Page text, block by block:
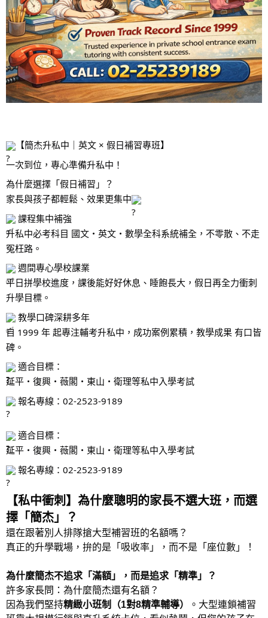
【簡杰升私中｜英文 × 假日補習專班】
一次到位，專心準備升私中！
為什麼選擇「假日補習」？
家長與孩子都輕鬆、效果更集中
課程集中補強
升私中必考科目 國文・英文・數學全科系統補全，不零散、不走
冤枉路。
週間專心學校課業
平日拼學校進度，課後能好好休息、睡飽長大，假日再全力衝刺
升學目標。
教學口碑深耕多年
自 1999 年 起專注輔考升私中，成功案例累積，教學成果 有口皆
碑。
適合目標：
延平・復興・薇閣・東山・衛理等私中入學考試
報名專線：02-2523-9189
適合目標：
延平・復興・薇閣・東山・衛理等私中入學考試
報名專線：02-2523-9189
【私中衝刺】為什麼聰明的家長不選大班，而選
擇「簡杰」？
還在跟著別人排隊搶大型補習班的名額嗎？
真正的升學戰場，拚的是「吸收率」，而不是「座位數」！
為什麼簡杰不追求「滿額」，而是追求「精準」？
許多家長問：為什麼簡杰還有名額？
因為我們堅持精緻小班制（1對8精準輔導）
。大型連鎖補習